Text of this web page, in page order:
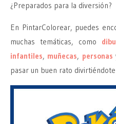
¿Preparados para la diversión?
En PintarColorear, puedes
muchas temáticas, como
infantiles, muñecas, personas
pasar un buen rato